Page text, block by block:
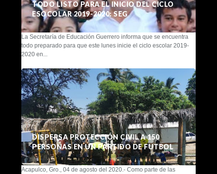
TODO LISTO PARA EL INICIO DEL CICLO
ESOCOLAR 2019-2020: SEG
La Secretaría de Educación Guerrero informa que se encuentra
todo preparado para que este lunes inicie el ciclo escolar 2019-
2020 en...
DISPERSA PROTECCIÓN CIVIL A 150
PERSONAS EN UN PARTIDO DE FUTBOL
Acapulco, Gro., 04 de agosto del 2020.- Como parte de las